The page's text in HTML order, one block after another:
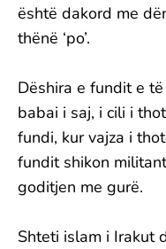
është dakord me
thënë ‘po’.
Dëshira e fundit e
babai i saj, i cili i
fundi, kur vajza i
fundit shikon
goditjen me gurë.
Shteti islam i Irakut